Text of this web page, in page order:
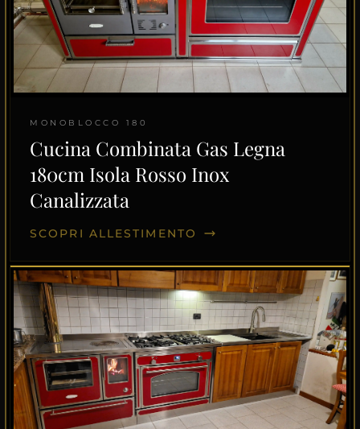
MONOBLOCCO 180
Cucina Combinata Gas Legna
180cm Isola Rosso Inox
Canalizzata
SCOPRI ALLESTIMENTO